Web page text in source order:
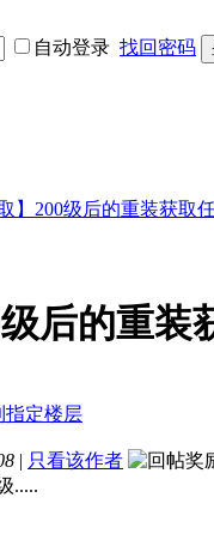
自动登录 找回密码
】200级后的重装获取
后的重装
| 只看该作者
.....